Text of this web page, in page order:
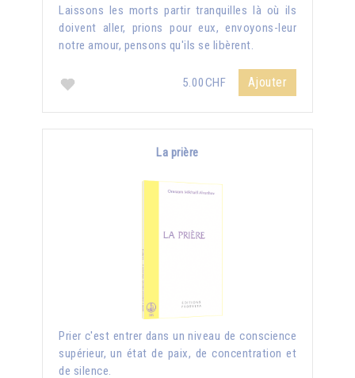
Laissons les morts partir tranquilles là où ils
doivent aller, prions pour eux, envoyons-leur
notre amour, pensons qu'ils se libèrent.
5.00CHF Ajouter
La prière
Prier c'est entrer dans un niveau de conscience
supérieur, un état de paix, de concentration et
de silence.